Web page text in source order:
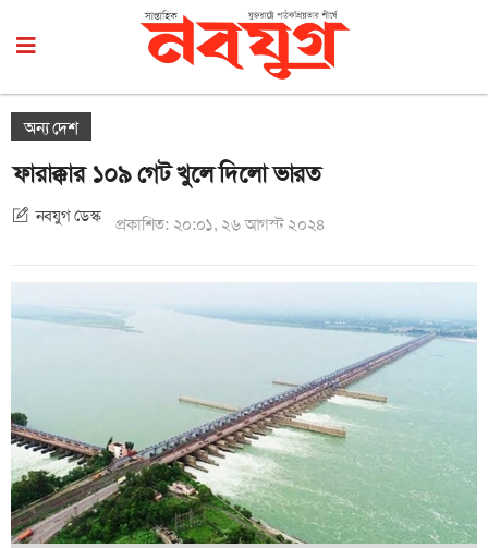
অন্য দেশ
ফারাক্কার ১০৯ গেট খুলে দিলো ভারত
নবযুগ ডেস্ক প্রকাশিত: ২০:০১, ২৬ আগস্ট ২০২৪